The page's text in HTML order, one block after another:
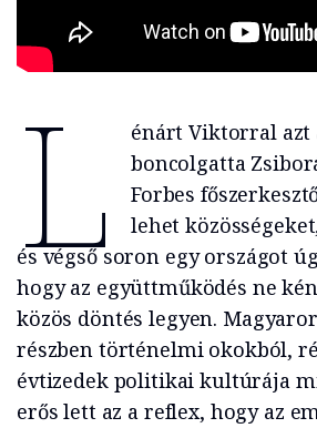
L
énárt Viktorral azt
boncolgatta
Forbes
lehet
és végső soron egy országot
hogy az együttműködés ne
közös döntés legyen.
részben történelmi okokból,
évtizedek politikai kultúrája
erős lett az a reflex, hogy az